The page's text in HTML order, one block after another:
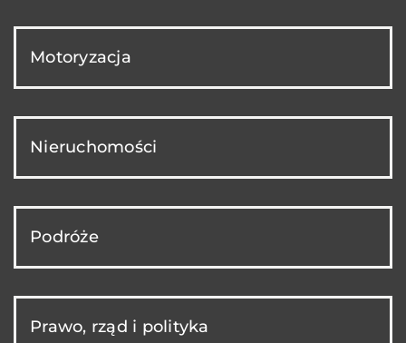
Motoryzacja
Nieruchomości
Podróże
Prawo, rząd i polityka